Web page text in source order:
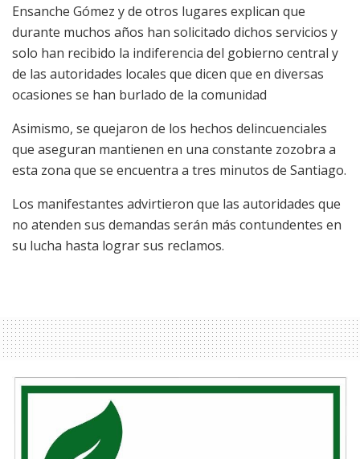
Ensanche Gómez y de otros lugares explican que
durante muchos años han solicitado dichos servicios y
solo han recibido la indiferencia del gobierno central y
de las autoridades locales que dicen que en diversas
ocasiones se han burlado de la comunidad
Asimismo, se quejaron de los hechos delincuenciales
que aseguran mantienen en una constante zozobra a
esta zona que se encuentra a tres minutos de Santiago.
Los manifestantes advirtieron que las autoridades que
no atenden sus demandas serán más contundentes en
su lucha hasta lograr sus reclamos.